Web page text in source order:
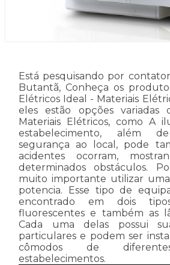
Está pesquisando por
Butantã, Conheça os
Elétricos Ideal - Materiais
eles estão opções variadas
Materiais Elétricos, como A
estabelecimento, além
segurança ao local, pode
acidentes ocorram,
determinados obstáculos.
muito importante utilizar
potencia. Esse tipo de
encontrado em dois
fluorescentes e também as
Cada uma delas possui
particulares e podem ser
cômodos de
estabelecimentos.